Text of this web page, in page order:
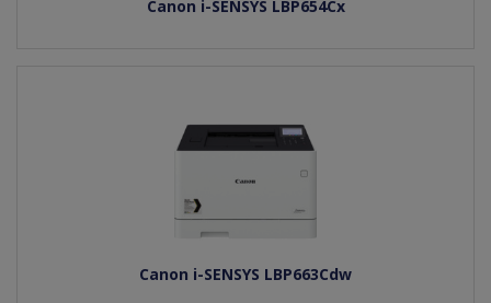
Canon i-SENSYS LBP654Cx
Canon i-SENSYS LBP663Cdw